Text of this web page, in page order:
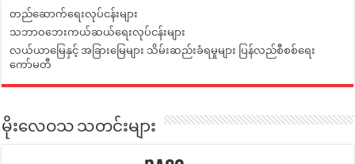
တည်ဆောက်ရေးလုပ်ငန်းများ
သဘာဝဘေးကယ်ဆယ်ရေးလုပ်ငန်းများ
လယ်ယာမြေနှင့် အခြားမြေများ သိမ်းဆည်းခံရမှုများ ပြန်လည်စီစစ်ရေး
ကော်မတီ
မိုးလေဝသ သတင်းများ